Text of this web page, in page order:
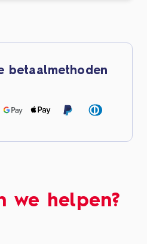
betaalmethoden
we helpen?